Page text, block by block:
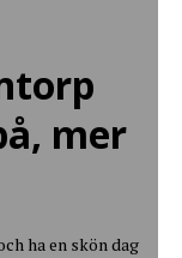
mer
ha en skön dag